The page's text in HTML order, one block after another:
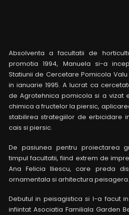
Absolventa a facultatii de
promotia 1994, Manuela si-a
Statiunii de Cercetare Pomicola
in ianuarie 1995. A lucrat ca
de Agrotehnica pomicola si a vizat
chimica a fructelor la piersic,
stabilirea strategiilor de erbicidare
cais si piersic.
De pasiunea pentru proiectarea
timpul facultatii, fiind extrem de
Ana Felicia Iliescu, care preda
ornamentala si arhitectura peisagera.
Debutul in peisagistica si l-a facut
infiintat Asociatia Familiala Garden